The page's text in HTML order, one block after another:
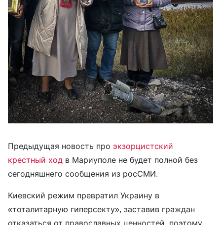
Предыдущая новость про экзорцистский
крестный ход в Мариуполе не будет полной без
сегодняшнего сообщения из росСМИ.
Киевский режим превратил Украину в
«тоталитарную гиперсекту», заставив граждан